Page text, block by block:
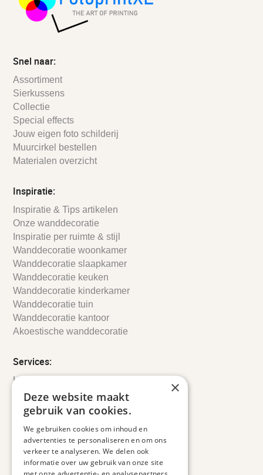
Snel naar:
Assortiment
Sierkussens
Collectie
Special effects
Jouw eigen foto schilderij
Muurcirkel bestellen
Materialen overzicht
Inspiratie:
Inspiratie & Tips artikelen
Onze wanddecoratie
Inspiratie per ruimte & stijl
Wanddecoratie woonkamer
Wanddecoratie slaapkamer
Wanddecoratie keuken
Wanddecoratie kinderkamer
Wanddecoratie tuin
Wanddecoratie kantoor
Akoestische wanddecoratie
Services:
Leveringsinformatie
Retourbeleid
Informatie
Veelgestelde vragen
Duurzaam ondernemen
×
Deze website maakt
gebruik van cookies.
We gebruiken cookies om inhoud en
advertenties te personaliseren en om ons
verkeer te analyseren. We delen ook
informatie over uw gebruik van onze site